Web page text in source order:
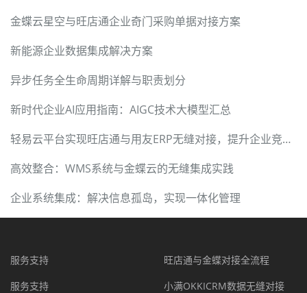
金蝶云星空与旺店通企业奇门采购单据对接方案
新能源企业数据集成解决方案
异步任务全生命周期详解与职责划分
新时代企业AI应用指南：AIGC技术大模型汇总
轻易云平台实现旺店通与用友ERP无缝对接，提升企业竞争力
高效整合：WMS系统与金蝶云的无缝集成实践
企业系统集成：解决信息孤岛，实现一体化管理
服务支持
服务支持
旺店通与金蝶对接全流程
小满OKKICRM数据无缝对接